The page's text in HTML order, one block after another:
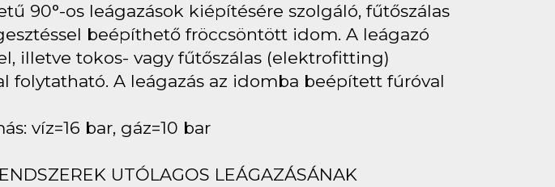
90°-os leágazások kiépítésére szolgáló, fűtőszálas
beépíthető fröccsöntött idom. A leágazó
illetve tokos- vagy fűtőszálas (elektrofitting)
folytatható. A leágazás az idomba beépített fúróval
víz=16 bar, gáz=10 bar
UTÓLAGOS LEÁGAZÁSÁNAK